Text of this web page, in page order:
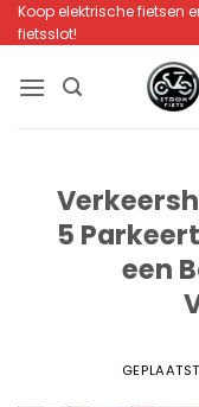
Ga
naar
inhoud
Koop elektrische fietsen
fietsslot!
5
een